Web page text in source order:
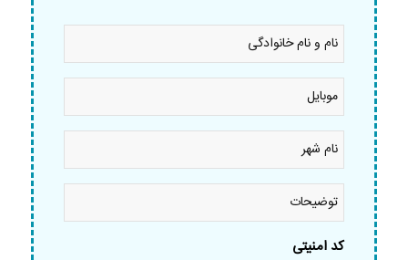
نام
نام
خانوادگی
موبایل
نام
شهر *
توضیحات
کد امنیتی